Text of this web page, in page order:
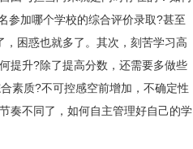
参加哪个学校的综合评价录取?甚至
困惑也就多了。其次，刻苦学习高
提升?除了提高分数，还需要多做些
素质?不可控感空前增加，不确定性
奏不同了，如何自主管理好自己的学